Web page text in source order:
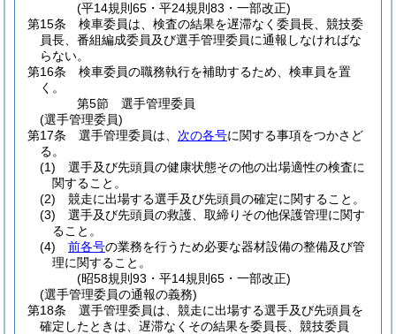
(平14規則65・平24規則83・一部改正)
第15条
検車委員は、検査の結果を遅滞なく委員長、競技委
員長、番組編成委員及び選手管理委員に通報しなければな
らない。
第16条
検車委員の職務執行を補助するため、検車員を置
く。
第5節
選手管理委員
(選手管理委員)
第17条
選手管理委員は、 次の各号に関する事項をつかさど
る。
(1)
選手及び先頭員の健康状態その他の出場適性の検査に
関すること。
(2)
競走に出場する選手及び先頭員の確定に関すること。
(3)
選手及び先頭員の救護、取締りその他保護管理に関す
ること。
(4)
前各号の業務を行うため必要な器材設備の整備及び管
理に関すること。
(昭58規則93・平14規則65・一部改正)
(選手管理委員の通報の義務)
第18条
選手管理委員は、競走に出場する選手及び先頭員を
確定したときは、遅滞なくその結果を委員長、競技委員